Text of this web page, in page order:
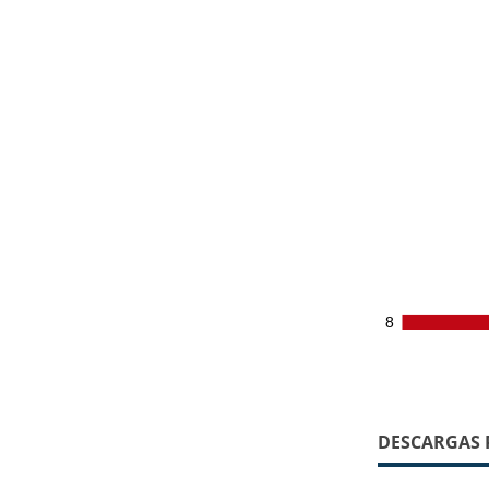
8
8
DESCARGAS